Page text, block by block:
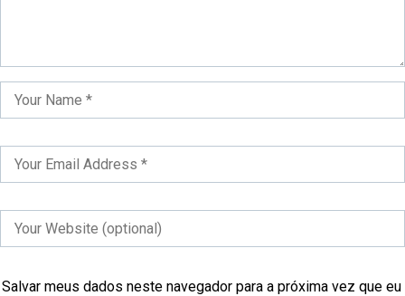
Salvar meus dados neste navegador para a próxima vez que eu